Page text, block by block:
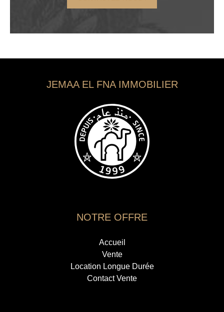
JEMAA EL FNA IMMOBILIER
NOTRE OFFRE
Accueil
Vente
Location Longue Durée
Contact Vente